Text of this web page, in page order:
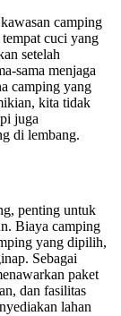
camping
cuci yang
setelah
sama menjaga
camping yang
kita tidak
juga
di lembang.
penting untuk
Biaya camping
yang dipilih,
Sebagai
paket
dan fasilitas
lahan